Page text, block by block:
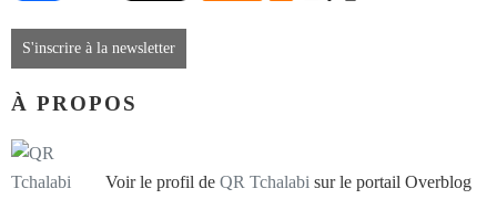
S'inscrire à la newsletter
À PROPOS
Voir le profil de QR Tchalabi sur le portail Overblog